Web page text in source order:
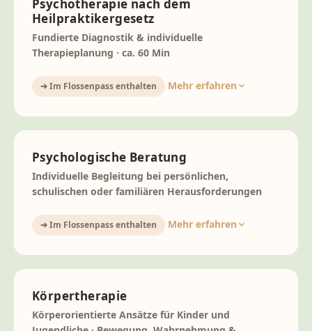
Psychotherapie nach dem
Heilpraktikergesetz
Fundierte Diagnostik & individuelle
Therapieplanung · ca. 60 Min
➔ Im Flossenpass enthalten Mehr erfahren
Psychologische Beratung
Individuelle Begleitung bei persönlichen,
schulischen oder familiären Herausforderungen
➔ Im Flossenpass enthalten Mehr erfahren
Körpertherapie
Körperorientierte Ansätze für Kinder und